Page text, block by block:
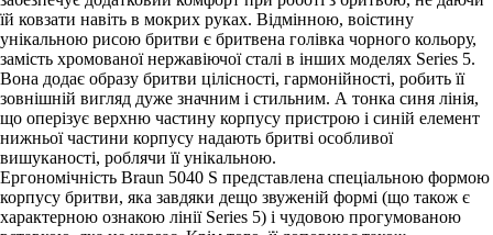
їй ковзати навіть в мокрих руках. Відмінною, воістину
унікальною рисою бритви є бритвена голівка чорного кольору,
замість хромованої нержавіючої сталі в інших моделях Series 5.
Вона додає образу бритви цілісності, гармонійності, робить її
зовнішній вигляд дуже значним і стильним. А тонка синя лінія,
що оперізує верхню частину корпусу пристрою і синій елемент
нижньої частини корпусу надають бритві особливої
вишуканості, роблячи її унікальною.
Ергономічність Braun 5040 S представлена ​​спеціальною формою
корпусу бритви, яка завдяки дещо звуженій формі (що також є
характерною ознакою лінії Series 5) і чудовою прогумованою